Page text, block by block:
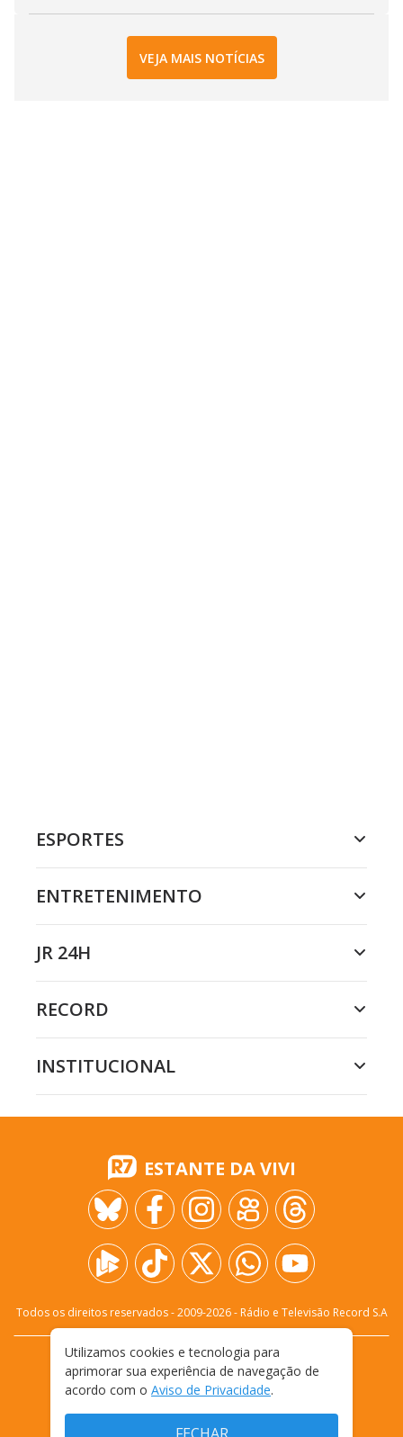
VEJA MAIS NOTÍCIAS
ESPORTES
ENTRETENIMENTO
JR 24H
RECORD
INSTITUCIONAL
ESTANTE DA VIVI
Todos os direitos reservados - 2009-2026- Rádio e Televisão Record S.A
FALE CONOSCO
PRIVACIDADE
TERMOS E CONDIÇÕES DE USO
Utilizamos cookies e tecnologia para
aprimorar sua experiência de navegação de
acordo com o Aviso de Privacidade.